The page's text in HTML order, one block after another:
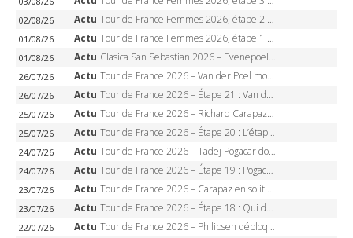
02/08/26 Actu Tour de France Femmes 2026, étape 2 – Lorena Wiebes doublé à Genève, Markus héroïque, 7e record
01/08/26 Actu Tour de France Femmes 2026, étape 1 – Lorena Wiebes intouchable à Lausanne, premier maillot jaune
01/08/26 Actu Clasica San Sebastian 2026 – Evenepoel recordman, 4e victoire, Carapaz battu au sprint
26/07/26 Actu Tour de France 2026 – Van der Poel monumental à Paris, Pogacar égale le record des cinq sacres
26/07/26 Actu Tour de France 2026 – Étape 21 : Van der Poel, Pogacar, qui succédera à Wout van Aert sur les Champs-Elysées ?
25/07/26 Actu Tour de France 2026 – Richard Carapaz roi des Alpes, doublé et maillot à pois, Seixas perd le podium
25/07/26 Actu Tour de France 2026 – Étape 20 : L’étape reine, Galibier, Sarenne, Alpe d’Huez, qui succédera à Pogacar ?
24/07/26 Actu Tour de France 2026 – Tadej Pogacar dompte l’Alpe d’Huez, 5e victoire, record de Pantani pulvérisé
24/07/26 Actu Tour de France 2026 – Étape 19 : Pogacar peut-il enfin dompter l’Alpe d’Huez ?
23/07/26 Actu Tour de France 2026 – Carapaz en solitaire à Orcières-Merlette, Paret-Peintre à un point du maillot à pois
23/07/26 Actu Tour de France 2026 – Étape 18 : Qui domptera Orcières-Merlette, première marche vers l’Alpe d’Huez ?
22/07/26 Actu Tour de France 2026 – Philipsen débloque son compteur à Voiron, Pedersen en danger pour le maillot vert